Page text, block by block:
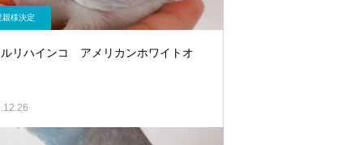
親様決定
リハインコ アメリカンホワイトオ